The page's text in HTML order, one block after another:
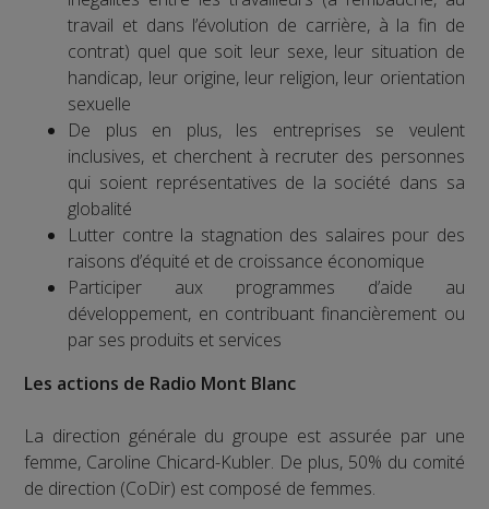
travail et dans l’évolution de carrière, à la fin de
contrat) quel que soit leur sexe, leur situation de
handicap, leur origine, leur religion, leur orientation
sexuelle
De plus en plus, les entreprises se veulent
inclusives, et cherchent à recruter des personnes
qui soient représentatives de la société dans sa
globalité
Lutter contre la stagnation des salaires pour des
raisons d’équité et de croissance économique
Participer aux programmes d’aide au
développement, en contribuant financièrement ou
par ses produits et services
Les actions de Radio Mont Blanc
La direction générale du groupe est assurée par une
femme, Caroline Chicard-Kubler. De plus, 50% du comité
de direction (CoDir) est composé de femmes.